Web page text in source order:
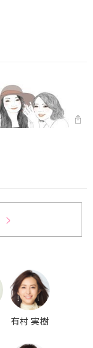
有村 実樹